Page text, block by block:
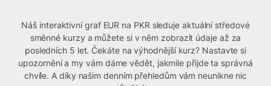
Náš interaktivní graf EUR na PKR sleduje aktuální středové
směnné kurzy a můžete si v něm zobrazit údaje až za
posledních 5 let. Čekáte na výhodnější kurz? Nastavte si
upozornění a my vám dáme vědět, jakmile přijde ta správná
chvíle. A díky našim denním přehledům vám neunikne nic